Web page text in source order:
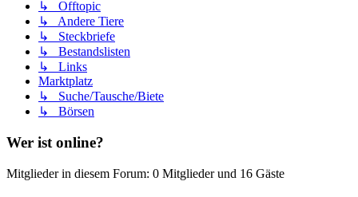
↳ Offtopic
↳ Andere Tiere
↳ Steckbriefe
↳ Bestandslisten
↳ Links
Marktplatz
↳ Suche/Tausche/Biete
↳ Börsen
Wer ist online?
Mitglieder in diesem Forum: 0 Mitglieder und 16 Gäste